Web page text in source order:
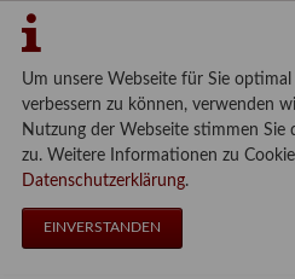
Um unsere Webseite für Sie
verbessern zu können, verwenden
Nutzung der Webseite stimmen Sie
zu. Weitere Informationen zu
Datenschutzerklärung.
EINVERSTANDEN